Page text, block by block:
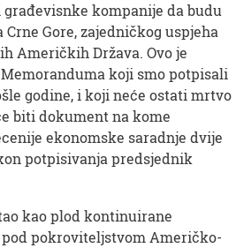
kompanije da budu
Gore, zajedničkog uspjeha
Američkih Država. Ovo je
koji smo potpisali
godine, i koji neće ostati mrtvo
biti dokument na kome
ekonomske saradnje dvije
potpisivanja predsjednik
kao plod kontinuirane
pokroviteljstvom Američko-